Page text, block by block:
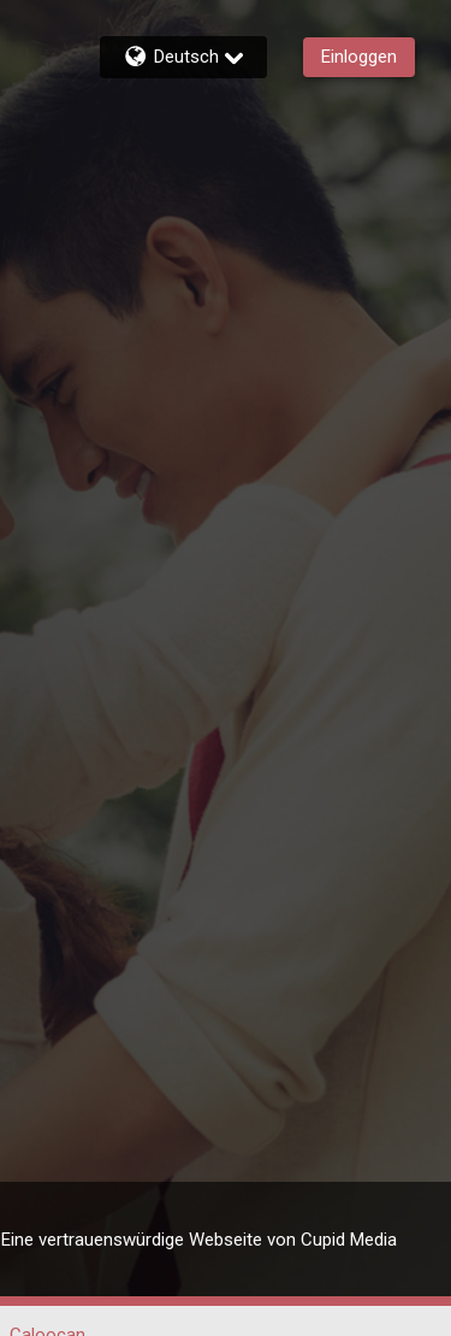
Deutsch Einloggen
Eine vertrauenswürdige Webseite von Cupid Media